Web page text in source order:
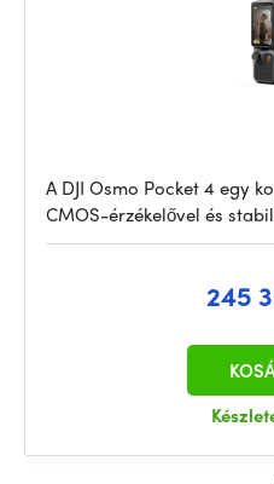
A DJI Osmo Pocket 4 egy
CMOS-érzékelővel és
245